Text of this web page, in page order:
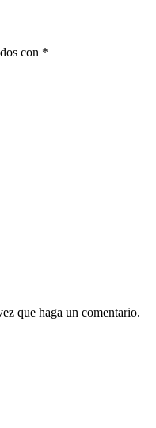
con *
que haga un comentario.